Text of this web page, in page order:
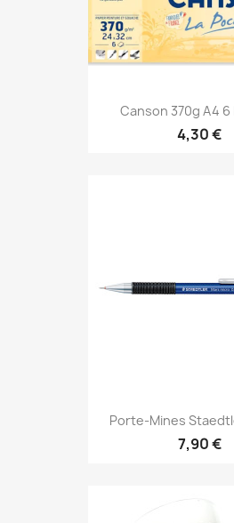
Canson 370g A4 6
4,30 €
Porte-Mines
7,90 €